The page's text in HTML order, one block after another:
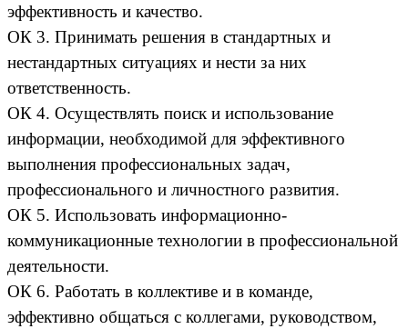
эффективность и качество.
ОК 3. Принимать решения в стандартных и
нестандартных ситуациях и нести за них
ответственность.
ОК 4. Осуществлять поиск и использование
информации, необходимой для эффективного
выполнения профессиональных задач,
профессионального и личностного развития.
ОК 5. Использовать информационно-
коммуникационные технологии в профессиональной
деятельности.
ОК 6. Работать в коллективе и в команде,
эффективно общаться с коллегами, руководством,